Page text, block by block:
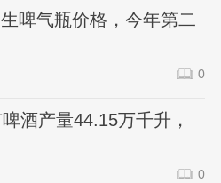
啤气瓶价格，今年第二
0
酒产量44.15万千升，
0